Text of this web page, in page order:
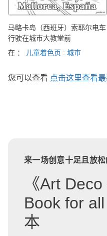
马略卡岛（西班牙）索耶尔电车
行驶在城市大教堂前
在 ：
儿童着色页 : 城市
您可以查看 点击这里查看
来一场创意十足且放
《Art
Book for
本